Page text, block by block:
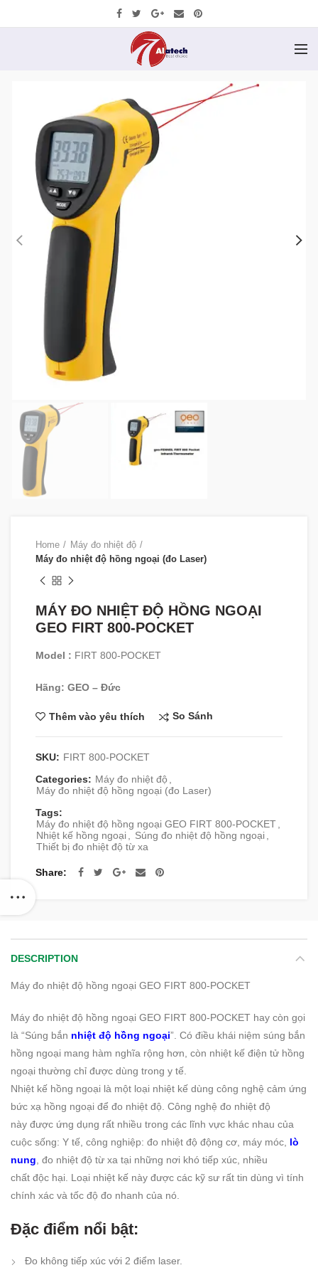
Home
Máy đo nhiệt độ
Máy đo nhiệt độ hồng ngoại (đo Laser)
MÁY ĐO NHIỆT ĐỘ HỒNG NGOẠI
GEO FIRT 800-POCKET
Model : FIRT 800-POCKET
Hãng: GEO – Đức
Thêm vào yêu thích So Sánh
SKU: FIRT 800-POCKET
Categories: Máy đo nhiệt độ
Máy đo nhiệt độ hồng ngoại (đo Laser)
Tags:
Máy đo nhiệt độ hồng ngoại GEO FIRT 800-POCKET
Nhiệt kế hồng ngoại
Súng đo nhiệt độ hồng ngoại
Thiết bị đo nhiệt độ từ xa
Share
DESCRIPTION
Máy đo nhiệt độ hồng ngoại GEO FIRT 800-POCKET
Máy đo nhiệt độ hồng ngoại GEO FIRT 800-POCKET hay còn gọi
là “Súng bắn nhiệt độ hồng ngoại”. Có điều khái niệm súng bắn
hồng ngoại mang hàm nghĩa rộng hơn, còn nhiệt kế điện tử hồng
ngoại thường chỉ được dùng trong y tế.
Nhiệt kế hồng ngoại là một loại nhiệt kế dùng công nghệ cảm ứng
bức xạ hồng ngoại để đo nhiệt độ. Công nghệ đo nhiệt độ
này được ứng dụng rất nhiều trong các lĩnh vực khác nhau của
cuộc sống: Y tế, công nghiệp: đo nhiệt độ động cơ, máy móc, lò
nung , đo nhiệt độ từ xa tại những nơi khó tiếp xúc, nhiều
chất độc hại. Loại nhiệt kế này được các kỹ sư rất tin dùng vì tính
chính xác và tốc độ đo nhanh của nó.
Đặc điểm nổi bật:
Đo không tiếp xúc với 2 điểm laser.